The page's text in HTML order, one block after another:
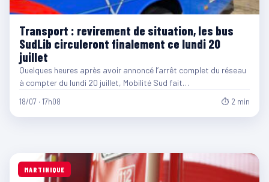
Transport : revirement de situation, les bus
SudLib circuleront finalement ce lundi 20
juillet
Quelques heures après avoir annoncé l’arrêt complet du réseau
à compter du lundi 20 juillet, Mobilité Sud fait…
18/07 · 17h08 ⏱ 2 min
MARTINIQUE